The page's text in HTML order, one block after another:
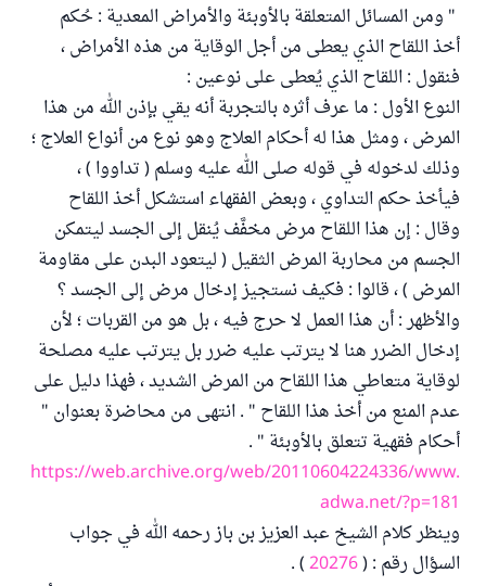
" ومن المسائل المتعلقة بالأوبئة والأمراض المعدية : حُكم
أخذ اللقاح الذي يعطى من أجل الوقاية من هذه الأمراض ،
فنقول : اللقاح الذي يُعطى على نوعين :
النوع الأول : ما عرف أثره بالتجربة أنه يقي بإذن الله من هذا
المرض ، ومثل هذا له أحكام العلاج وهو نوع من أنواع العلاج ؛
وذلك لدخوله في قوله صلى الله عليه وسلم ( تداووا ) ،
فيأخذ حكم التداوي ، وبعض الفقهاء استشكل أخذ اللقاح
وقال : إن هذا اللقاح مرض مخفَّف يُنقل إلى الجسد ليتمكن
الجسم من محاربة المرض الثقيل ( ليتعود البدن على مقاومة
المرض ) ، قالوا : فكيف نستجيز إدخال مرض إلى الجسد ؟
والأظهر : أن هذا العمل لا حرج فيه ، بل هو من القربات ؛ لأن
إدخال الضرر هنا لا يترتب عليه ضرر بل يترتب عليه مصلحة
لوقاية متعاطي هذا اللقاح من المرض الشديد ، فهذا دليل على
عدم المنع من أخذ هذا اللقاح " . انتهى من محاضرة بعنوان "
أحكام فقهية تتعلق بالأوبئة " .
https://web.archive.org/web/20110604224336/www.al-
adwa.net/?p=181
وينظر كلام الشيخ عبد العزيز بن باز رحمه الله في جواب
السؤال رقم : (20276
) .